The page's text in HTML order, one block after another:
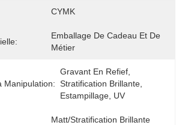
CYMK
Emballage De Cadeau Et De
Métier
Manipulation:
Gravant En Refief,
Stratification Brillante,
Estampillage, UV
Matt/stratification Brillante